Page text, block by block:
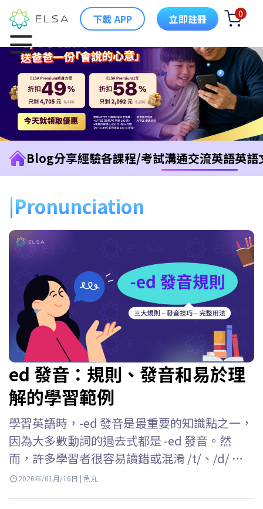
下載 APP 立即註冊 0
Blog分享經驗各課程/考試溝通交流英語英語
Pronunciation
ed 發音：規則、發音和易於理
解的學習範例
學習英語時，-ed 發音是最重要的知識點之一，
因為大多數動詞的過去式都是 -ed 發音。然
而，許多學習者很容易讀錯或混淆 /t/、/d/ 和 /
ɪd/ 這三種發音。 ELSA Speak 將幫助你理解英
2026年/01月/16日 | 魚丸